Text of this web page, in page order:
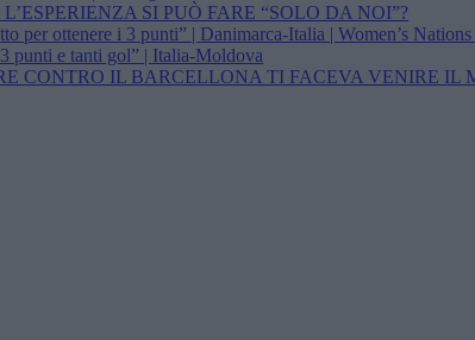
SI PUÒ FARE “SOLO DA NOI”?
per ottenere i 3 punti” | Danimarca-Italia | Women’s
punti e tanti gol” | Italia-Moldova
CONTRO IL BARCELLONA TI FACEVA VENIRE IL